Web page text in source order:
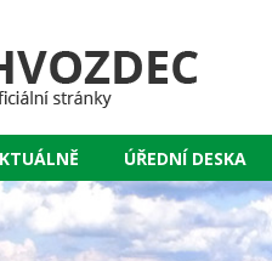
ÚŘEDNÍ DESKA